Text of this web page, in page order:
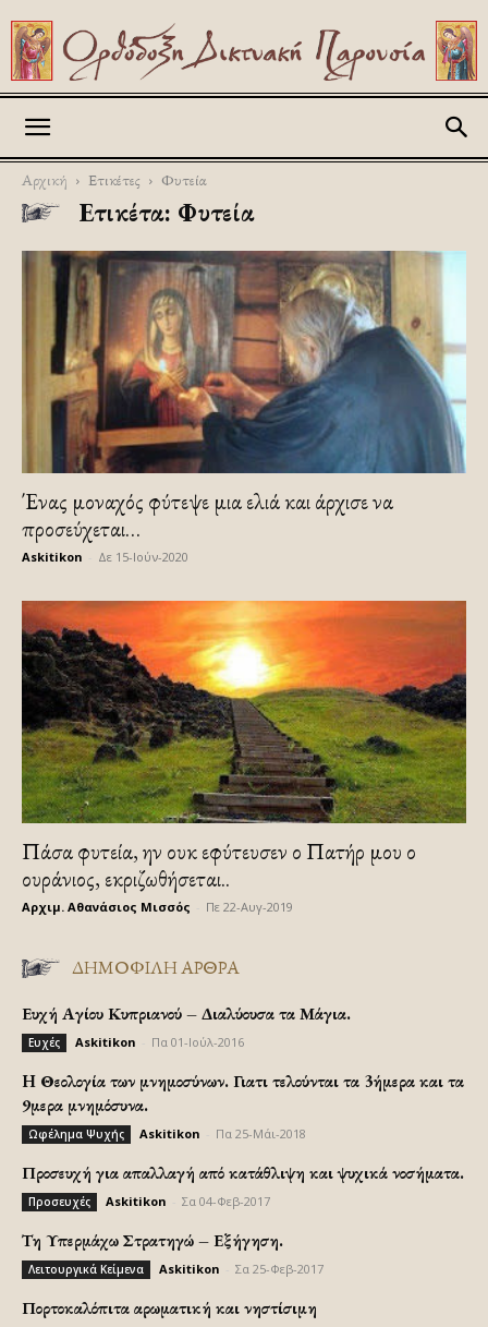
Αρχική Ετικέτες Φυτεία
Ετικέτα: Φυτεία
Ένας μοναχός φύτεψε μια ελιά και άρχισε να
προσεύχεται…
Askitikon Δε 15-Ιούν-2020
Πάσα φυτεία, ην ουκ εφύτευσεν ο Πατήρ μου ο
ουράνιος, εκριζωθήσεται..
Αρχιμ. Αθανάσιος Μισσός Πε 22-Αυγ-2019
ΔΗΜΟΦΙΛΗ ΑΡΘΡΑ
Ευχή Αγίου Κυπριανού – Διαλύουσα τα Μάγια.
Ευχές Askitikon Πα 01-Ιούλ-2016
H Θεολογία των μνημοσύνων. Γιατι τελούνται τα 3ήμερα και τα
9μερα μνημόσυνα.
Ωφέλημα Ψυχής Askitikon Πα 25-Μάι-2018
Προσευχή για απαλλαγή από κατάθλιψη και ψυχικά νοσήματα.
Προσευχές Askitikon Σα 04-Φεβ-2017
Τη Υπερμάχω Στρατηγώ – Εξήγηση.
Λειτουργικά Κείμενα Askitikon Σα 25-Φεβ-2017
Πορτοκαλόπιτα αρωματική και νηστίσιμη